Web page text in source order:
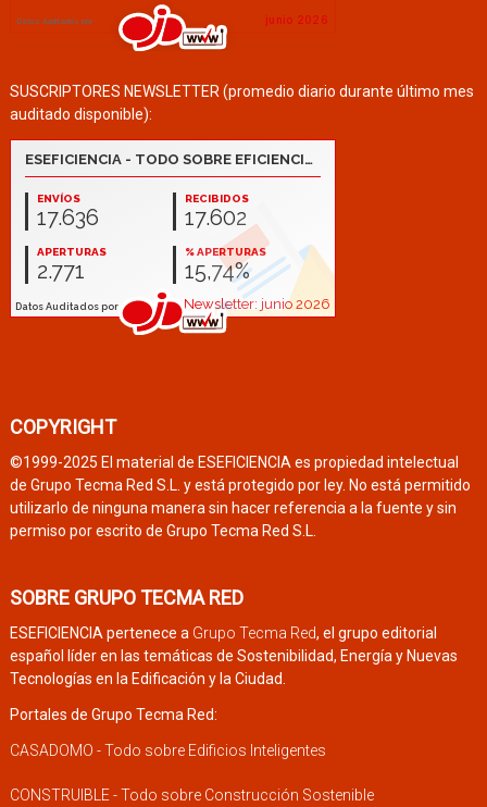
SUSCRIPTORES NEWSLETTER (promedio diario durante último mes
auditado disponible):
COPYRIGHT
©1999-2025 El material de ESEFICIENCIA es propiedad intelectual
de Grupo Tecma Red S.L. y está protegido por ley. No está permitido
utilizarlo de ninguna manera sin hacer referencia a la fuente y sin
permiso por escrito de Grupo Tecma Red S.L.
SOBRE GRUPO TECMA RED
ESEFICIENCIA pertenece a Grupo Tecma Red, el grupo editorial
español líder en las temáticas de Sostenibilidad, Energía y Nuevas
Tecnologías en la Edificación y la Ciudad.
Portales de Grupo Tecma Red:
CASADOMO - Todo sobre Edificios Inteligentes
CONSTRUIBLE - Todo sobre Construcción Sostenible